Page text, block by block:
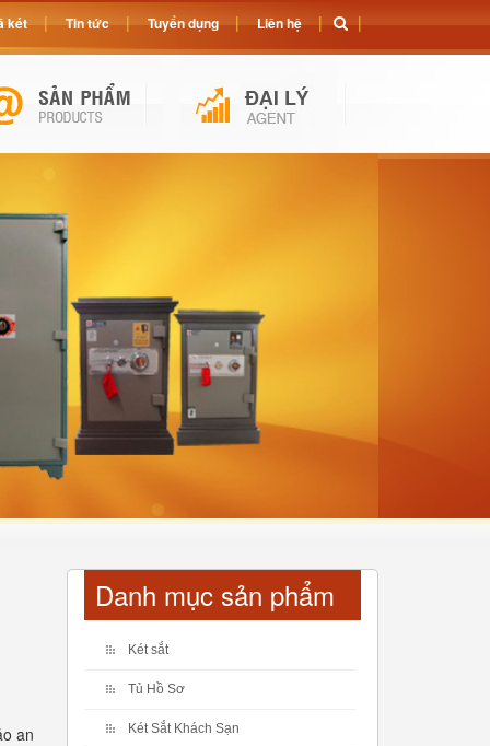
an
Danh mục sản phẩm
Két sắt
Tủ Hồ Sơ
Két Sắt Khách Sạn
két Tin tức Tuyển dụng Liên hệ